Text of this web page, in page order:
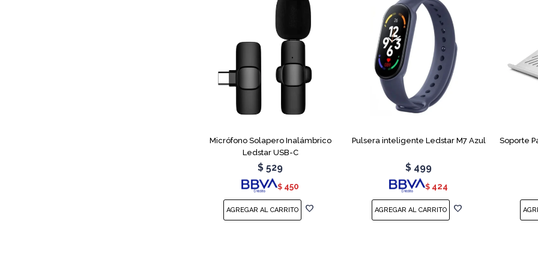
Micrófono Solapero Inalámbrico
Ledstar USB-C
$ 529
$ 450
Pulsera inteligente Ledstar M7 Azul
$ 499
$ 424
Soporte